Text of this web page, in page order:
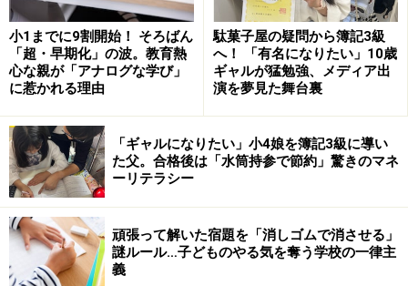
ネグレクトとは
児童虐待の4種類の分類（身体的虐待・性的虐
待・ネグレクト・心理的虐待）の中のひとつ
で、家に閉じ込める、食事を与えない、ひどく
不潔にする、自動車の中に放置する、重い病気
になっても病院に連れて行かないなど（厚生労
働省・虐待の定義と現状より）
小1までに9割開始！ そろばん
「超・早期化」の波。教育熱
心な親が「アナログな学び」
に惹かれる理由
駄菓子屋の疑問から簿記3級
へ！ 「有名になりたい」10歳
ギャルが猛勉強、メディア出
演を夢見た舞台裏
「ギャルになりたい」小4娘を簿記3級に導い
た父。合格後は「水筒持参で節約」驚きのマネ
ーリテラシー
頑張って解いた宿題を「消しゴムで消させる」
謎ルール…子どものやる気を奪う学校の一律主
義